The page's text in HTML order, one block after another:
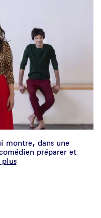
montre, dans une
préparer et